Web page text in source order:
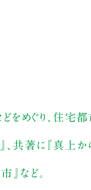
どをめぐり、住宅
、共著に『真上
』など。